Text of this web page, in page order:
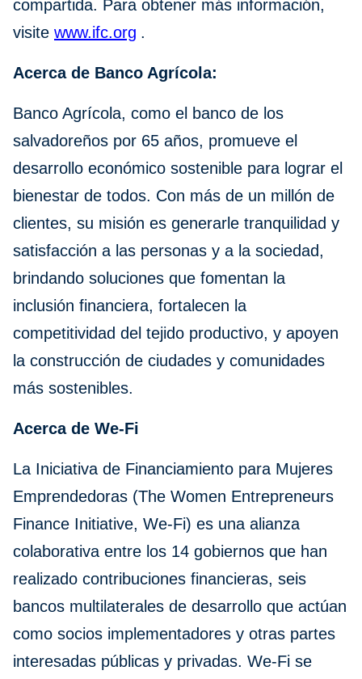
compartida. Para obtener más información,
visite www.ifc.org .
Acerca de Banco Agrícola:
Banco Agrícola, como el banco de los
salvadoreños por 65 años, promueve el
desarrollo económico sostenible para lograr el
bienestar de todos. Con más de un millón de
clientes, su misión es generarle tranquilidad y
satisfacción a las personas y a la sociedad,
brindando soluciones que fomentan la
inclusión financiera, fortalecen la
competitividad del tejido productivo, y apoyen
la construcción de ciudades y comunidades
más sostenibles.
Acerca de We-Fi
La Iniciativa de Financiamiento para Mujeres
Emprendedoras (The Women Entrepreneurs
Finance Initiative, We-Fi) es una alianza
colaborativa entre los 14 gobiernos que han
realizado contribuciones financieras, seis
bancos multilaterales de desarrollo que actúan
como socios implementadores y otras partes
interesadas públicas y privadas. We-Fi se